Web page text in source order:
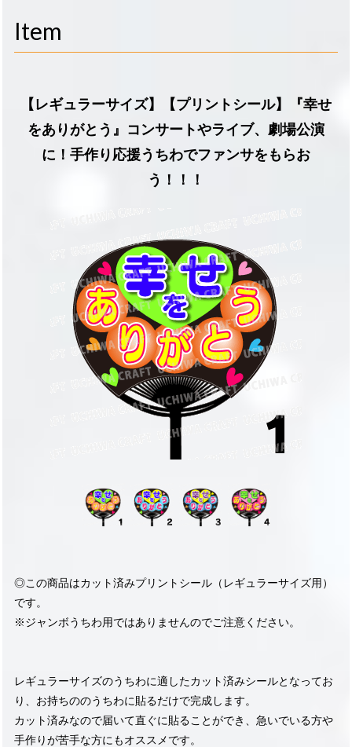
Item
【レギュラーサイズ】【プリントシール】『幸せ
をありがとう』コンサートやライブ、劇場公演
に！手作り応援うちわでファンサをもらお
う！！！
◎この商品はカット済みプリントシール（レギュラーサイズ用）
です。
※ジャンボうちわ用ではありませんのでご注意ください。
レギュラーサイズのうちわに適したカット済みシールとなってお
り、お持ちののうちわに貼るだけで完成します。
カット済みなので届いて直ぐに貼ることができ、急いでいる方や
手作りが苦手な方にもオススメです。